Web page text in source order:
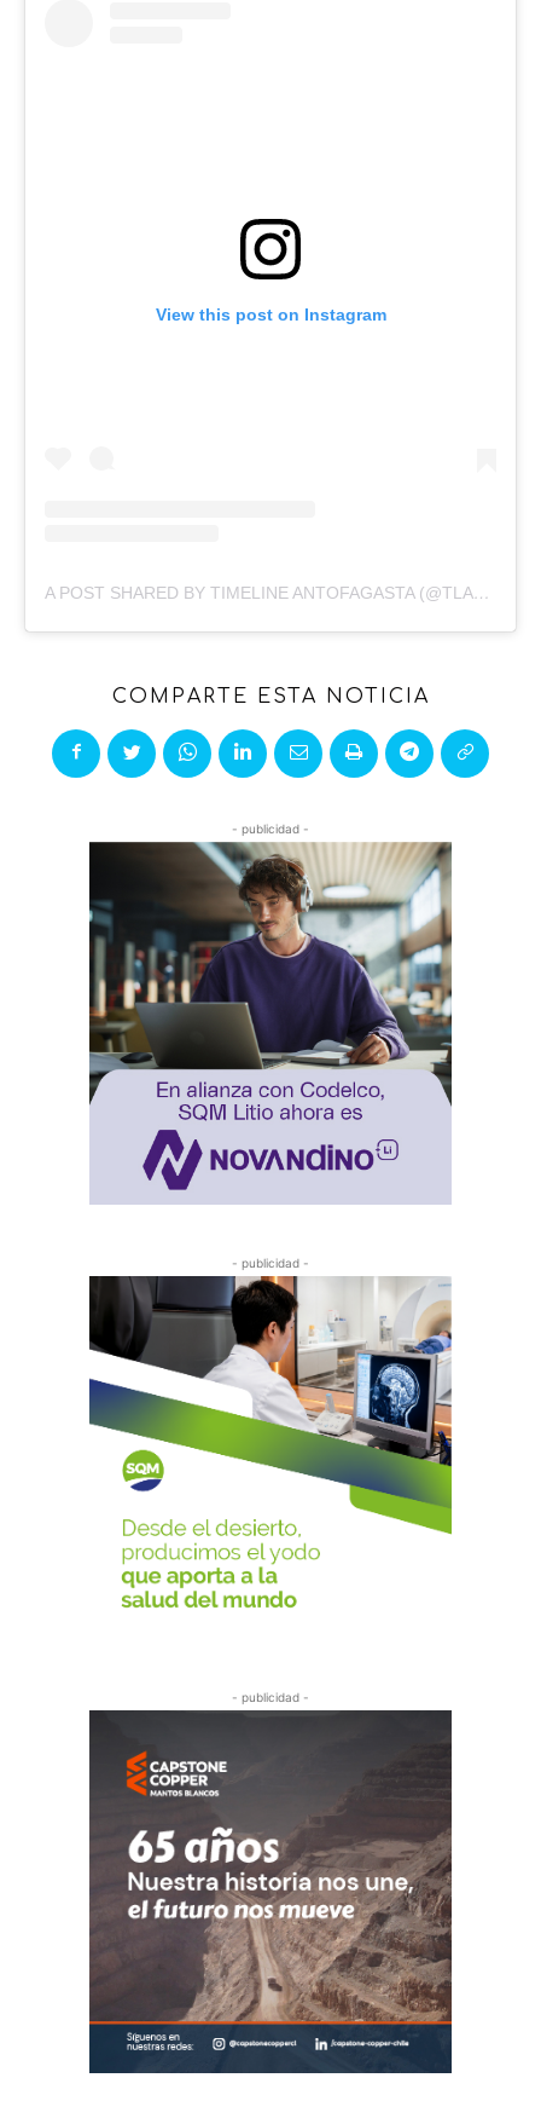
View this post on Instagram
A POST SHARED BY TIMELINE ANTOFAGASTA (@TLANTOFAGASTA)
COMPARTE ESTA NOTICIA
- publicidad -
- publicidad -
- publicidad -